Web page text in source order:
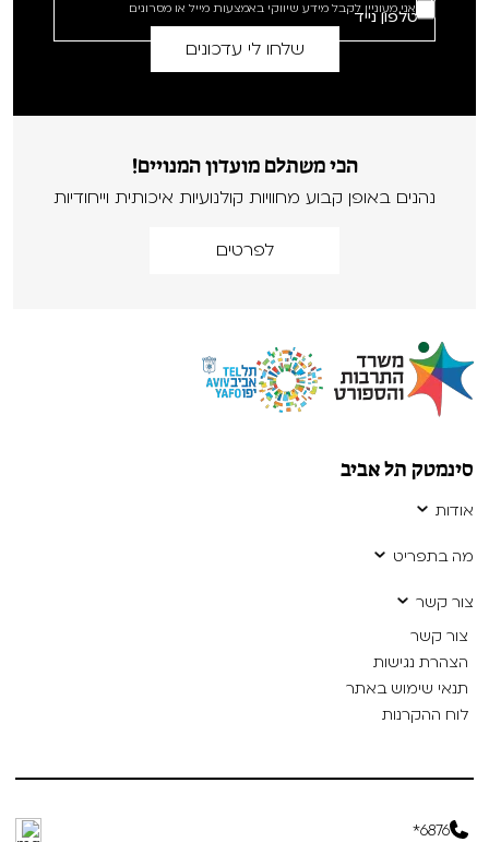
אני מעוניין לקבל מידע שיווקי באמצעות מייל או מסרונים
הכי משתלם מועדון המנויים!
נהנים באופן קבוע מחוויות קולנועיות איכותית וייחודיות
לפרטים
סינמטק תל אביב
אודות
מה בתפריט
צור קשר
צור קשר
הצהרת נגישות
תנאי שימוש באתר
לוח ההקרנות
6876*